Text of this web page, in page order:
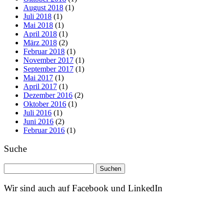
August 2018 (1)
Juli 2018 (1)
Mai 2018 (1)
April 2018 (1)
März 2018 (2)
Februar 2018 (1)
November 2017 (1)
September 2017 (1)
Mai 2017 (1)
April 2017 (1)
Dezember 2016 (2)
Oktober 2016 (1)
Juli 2016 (1)
Juni 2016 (2)
Februar 2016 (1)
Suche
nach:
Wir sind auch auf Facebook und LinkedIn